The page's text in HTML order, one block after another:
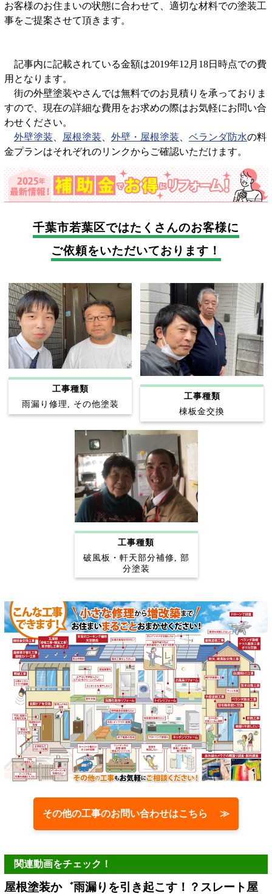
お客様のお住まいの状態に合わせて、適切な材料での塗装工
事をご提案させて頂きます。
記事内に記載されている金額は2019年12月18日時点での費
用となります。
街の外壁塗装やさんでは無料でのお見積りを承っておりま
すので、現在の詳細な費用をお求めの際はお気軽にお問い合
わせください。
外壁塗装
屋根塗装 外壁・屋根塗装 ベランダ防水の料
金プランはそれぞれのリンクからご確認いただけます。
千葉市若葉区ではたくさんのお客様に
ご依頼をいただいております！
工事種類
雨漏り修理, その他塗装
工事種類
棟板金交換
工事種類
破風板・軒天部分補修, 部
分塗装
その他の工事のお問い合わせはこちら ≫
関連動画をチェック！
屋根塗装か゛雨漏りを引き起こす！？スレート屋